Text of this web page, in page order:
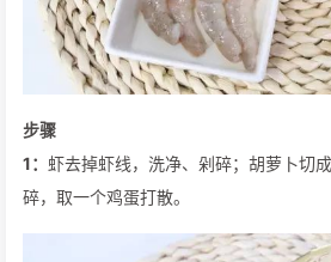
步骤
1： 虾去掉虾线，洗净、剁碎；胡萝卜切
碎，取一个鸡蛋打散。